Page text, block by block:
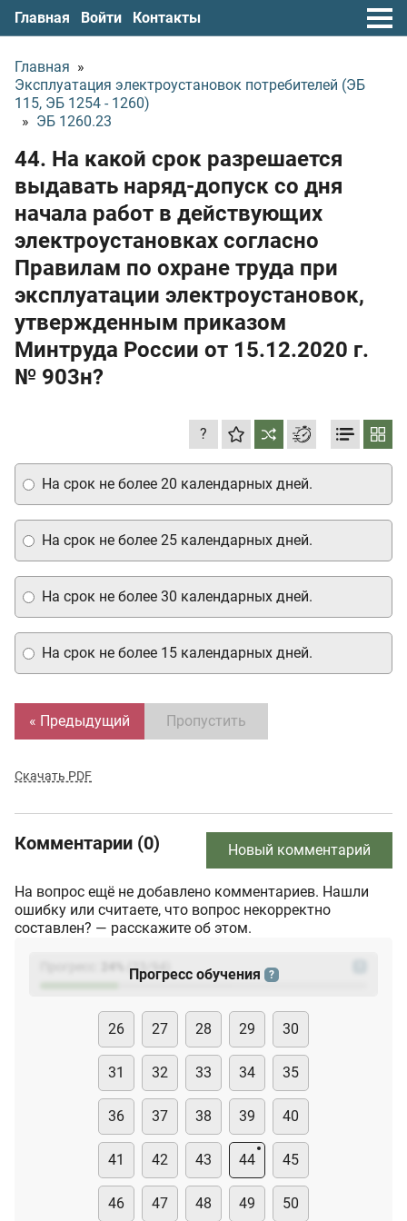
Главная Войти Контакты
Главная »
Эксплуатация электроустановок потребителей (ЭБ
115, ЭБ 1254 - 1260)
» ЭБ 1260.23
44. На какой срок разрешается
выдавать наряд-допуск со дня
начала работ в действующих
электроустановках согласно
Правилам по охране труда при
эксплуатации электроустановок,
утвержденным приказом
Минтруда России от 15.12.2020 г.
№ 903н?
?
На срок не более 15 календарных дней.
На срок не более 30 календарных дней.
На срок не более 20 календарных дней.
На срок не более 25 календарных дней.
« Предыдущий Пропустить
Скачать PDF
Комментарии (0) Новый комментарий
На вопрос ещё не добавлено комментариев. Нашли
ошибку или считаете, что вопрос некорректно
составлен? — расскажите об этом.
(23
Прогресс обучения ?
26 27 28 29 30
31 32 33 34 35
36 37 38 39 40
41 42 43 44 45
46 47 48 49 50